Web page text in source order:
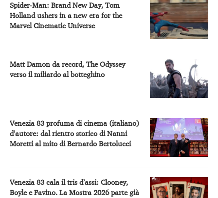
Spider-Man: Brand New Day, Tom
Holland ushers in a new era for the
Marvel Cinematic Universe
Matt Damon da record, The Odyssey
verso il miliardo al botteghino
Venezia 83 profuma di cinema (italiano)
d’autore: dal rientro storico di Nanni
Moretti al mito di Bernardo Bertolucci
Venezia 83 cala il tris d’assi: Clooney,
Boyle e Favino. La Mostra 2026 parte già